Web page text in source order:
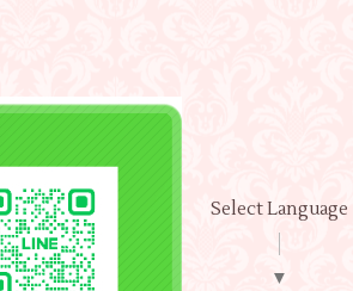
Select Language
▼